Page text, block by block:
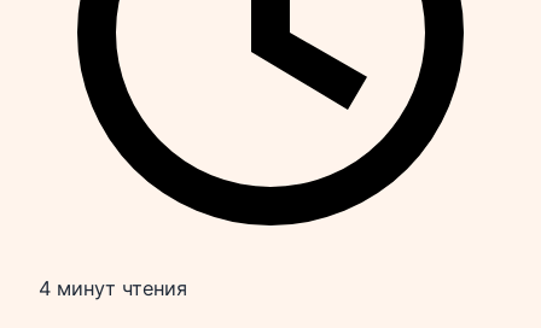
4 минут чтения